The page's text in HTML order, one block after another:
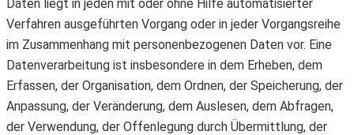
Daten liegt in jeden mit oder ohne Hilfe automatisierter
Verfahren ausgeführten Vorgang oder in jeder Vorgangsreihe
im Zusammenhang mit personenbezogenen Daten vor. Eine
Datenverarbeitung ist insbesondere in dem Erheben, dem
Erfassen, der Organisation, dem Ordnen, der Speicherung, der
Anpassung, der Veränderung, dem Auslesen, dem Abfragen,
der Verwendung, der Offenlegung durch Übermittlung, der